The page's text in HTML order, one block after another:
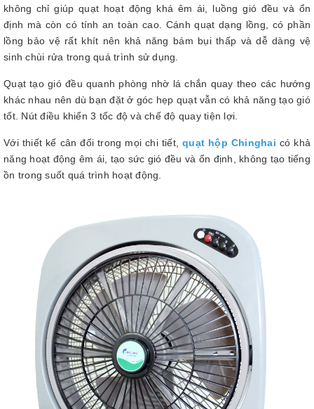
không chỉ giúp quạt hoạt động khá êm ái, luồng gió đều và ổn
định mà còn có tính an toàn cao. Cánh quạt dạng lồng, có phần
lồng bảo vệ rất khít nên khả năng bám bụi thấp và dễ dàng vệ
sinh chùi rửa trong quá trình sử dụng.
Quạt tạo gió đều quanh phòng nhờ lá chắn quay theo các hướng
khác nhau nên dù bạn đặt ở góc hẹp quạt vẫn có khả năng tạo gió
tốt. Nút điều khiển 3 tốc độ và chế độ quay tiện lợi.
Với thiết kế cân đối trong mọi chi tiết, quạt hộp Chinghai có khả
năng hoạt động êm ái, tạo sức gió đều và ổn định, không tạo tiếng
ồn trong suốt quá trình hoạt động.